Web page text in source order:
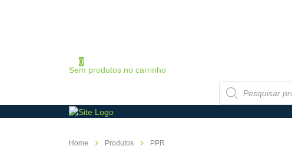
0
Sem produtos no carrinho
Products
search
Home Produtos PPR